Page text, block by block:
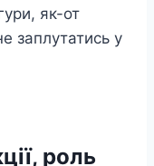
як-от
заплутатись у
роль